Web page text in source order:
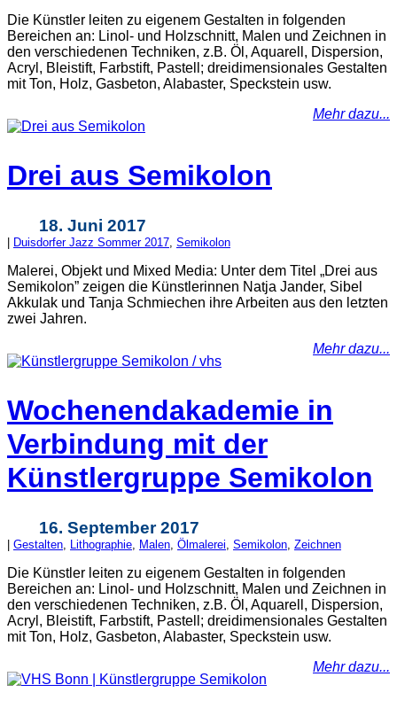
Die Künstler leiten zu eigenem Gestalten in folgenden
Bereichen an: Linol- und Holzschnitt, Malen und Zeichnen in
den verschiedenen Techniken, z.B. Öl, Aquarell, Dispersion,
Acryl, Bleistift, Farbstift, Pastell; dreidimensionales Gestalten
mit Ton, Holz, Gasbeton, Alabaster, Speckstein usw.
Mehr dazu...
Drei aus Semikolon
18. Juni 2017
Duisdorfer Jazz Sommer 2017, Semikolon
Malerei, Objekt und Mixed Media: Unter dem Titel „Drei aus
Semikolon” zeigen die Künstlerinnen Natja Jander, Sibel
Akkulak und Tanja Schmiechen ihre Arbeiten aus den letzten
zwei Jahren.
Mehr dazu...
Wochenendakademie in
Verbindung mit der
Künstlergruppe Semikolon
16. September 2017
Gestalten Lithographie Malen Ölmalerei Semikolon Zeichnen
Die Künstler leiten zu eigenem Gestalten in folgenden
Bereichen an: Linol- und Holzschnitt, Malen und Zeichnen in
den verschiedenen Techniken, z.B. Öl, Aquarell, Dispersion,
Acryl, Bleistift, Farbstift, Pastell; dreidimensionales Gestalten
mit Ton, Holz, Gasbeton, Alabaster, Speckstein usw.
Mehr dazu...